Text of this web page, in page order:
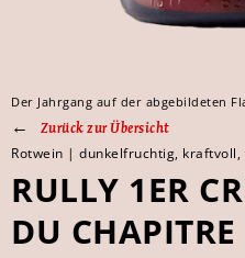
Der Jahrgang auf der abgebildeten
Zurück zur Übersicht
Rotwein | dunkelfruchtig, kraftvoll,
RULLY 1ER
DU